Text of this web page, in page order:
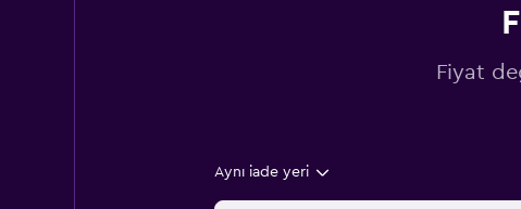
Fiyat
Aynı iade yeri